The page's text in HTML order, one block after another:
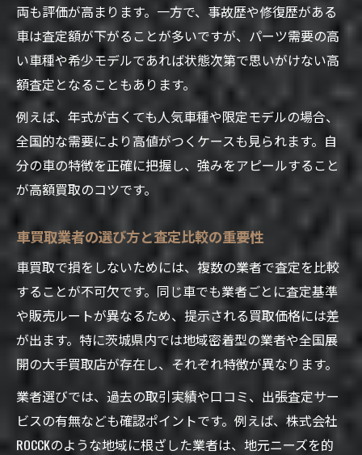
両も評価が高まります。一方で、事故歴や修復歴がある
車は査定額が下がることが多いですが、パーツ需要の高
い車種や希少モデルであれば状態次第で思いがけない高
額査定となることもあります。
例えば、年式が古くても人気車種や限定モデルの場合、
全国的な需要により高値がつくケースも見られます。自
分の車の特徴を正確に把握し、強みをアピールすること
が高額買取のコツです。
車買取業者の選び方と査定比較の重要性
車買取で損をしないためには、複数の業者で査定を比較
することが不可欠です。同じ車でも業者ごとに査定基準
や販売ルートが異なるため、提示される買取価格には差
が出ます。特に茨城県内では地域密着型の業者や全国展
開の大手買取店が存在し、それぞれ特徴が異なります。
業者選びでは、過去の取引実績や口コミ、出張査定サー
ビスの有無なども確認ポイントです。例えば、株式会社
ROCCKのような地域に根ざした業者は、地元ニーズを的